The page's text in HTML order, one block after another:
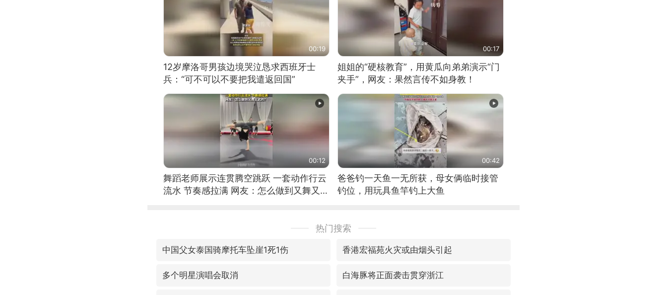
00:19
12岁摩洛哥男孩边境哭泣恳求西班牙士
兵：“可不可以不要把我遣返回国”
00:17
姐姐的“硬核教育”，用黄瓜向弟弟演示“门
夹手”，网友：果然言传不如身教！
00:12
舞蹈老师展示连贯腾空跳跃 一套动作行云
流水 节奏感拉满 网友：怎么做到又舞又武
00:42
爸爸钓一天鱼一无所获，母女俩临时接管
钓位，用玩具鱼竿钓上大鱼
热门搜索
中国父女泰国骑摩托车坠崖1死1伤 香港宏福苑火灾或由烟头引起
多个明星演唱会取消 白海豚将正面袭击贯穿浙江